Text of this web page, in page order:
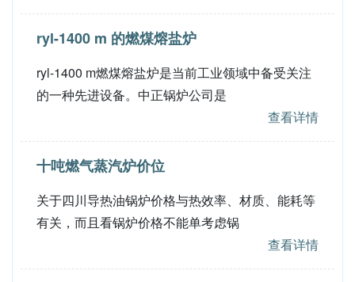
ryl-1400 m 的燃煤熔盐炉
ryl-1400 m燃煤熔盐炉是当前工业领域中备受关注
的一种先进设备。中正锅炉公司是
查看详情
十吨燃气蒸汽炉价位
关于四川导热油锅炉价格与热效率、材质、能耗等
有关，而且看锅炉价格不能单考虑锅
查看详情